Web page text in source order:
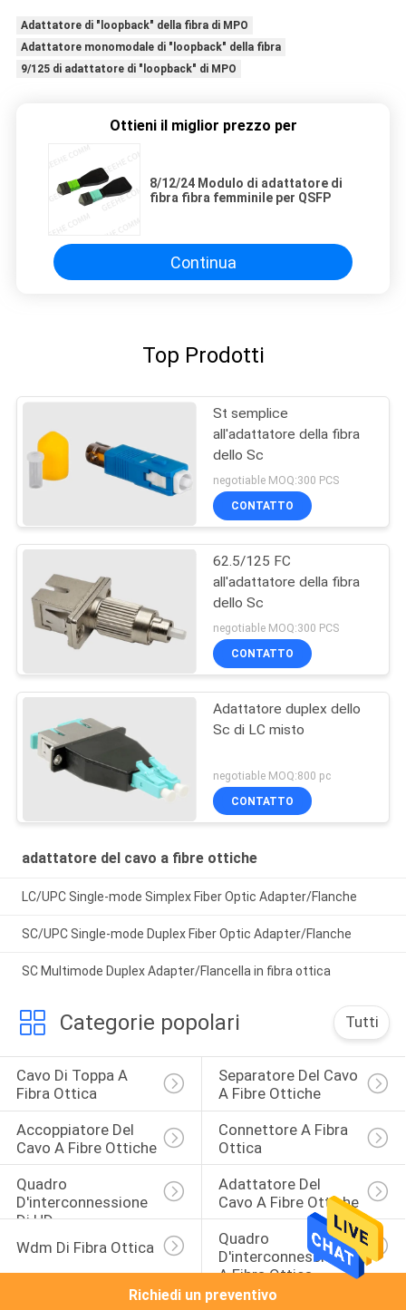
Adattatore di "loopback" della fibra di MPO
Adattatore monomodale di "loopback" della fibra
9/125 di adattatore di "loopback" di MPO
Ottieni il miglior prezzo per
8/12/24 Modulo di adattatore di
fibra fibra femminile per QSFP
Continua
Top Prodotti
St semplice
all'adattatore della fibra
dello Sc
negotiable MOQ:300 PCS
CONTATTO
62.5/125 FC
all'adattatore della fibra
dello Sc
negotiable MOQ:300 PCS
CONTATTO
Adattatore duplex dello
Sc di LC misto
negotiable MOQ:800 pc
CONTATTO
adattatore del cavo a fibre ottiche
LC/UPC Single-mode Simplex Fiber Optic Adapter/Flanche
SC/UPC Single-mode Duplex Fiber Optic Adapter/Flanche
SC Multimode Duplex Adapter/Flancella in fibra ottica
Categorie popolari Tutti
Cavo Di Toppa A
Fibra Ottica
Separatore Del Cavo
A Fibre Ottiche
Accoppiatore Del
Cavo A Fibre Ottiche
Connettore A Fibra
Ottica
Quadro
D'interconnessione
Di HD
Adattatore Del
Cavo A Fibre Ottiche
Wdm Di Fibra Ottica
Quadro
D'interconnessione
A Fibra Ottica
Richiedi un preventivo